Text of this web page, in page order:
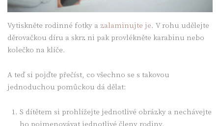
Vytiskněte rodinné fotky a zalaminujte je. V rohu udělejte
děrovačkou díru a skrz ni pak provlékněte karabinu nebo
kolečko na klíče.
A teď si pojďte přečíst, co všechno se s takovou
jednoduchou pomůckou dá dělat:
S dítětem si prohlížejte jednotlivé obrázky a nechávejte
ho pojmenovávat jednotlivé členy rodiny.